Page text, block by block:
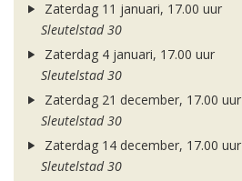
Zaterdag 11 januari, 17.00 uur
Sleutelstad 30
Zaterdag 4 januari, 17.00 uur
Sleutelstad 30
Zaterdag 21 december, 17.00 uur
Sleutelstad 30
Zaterdag 14 december, 17.00 uur
Sleutelstad 30